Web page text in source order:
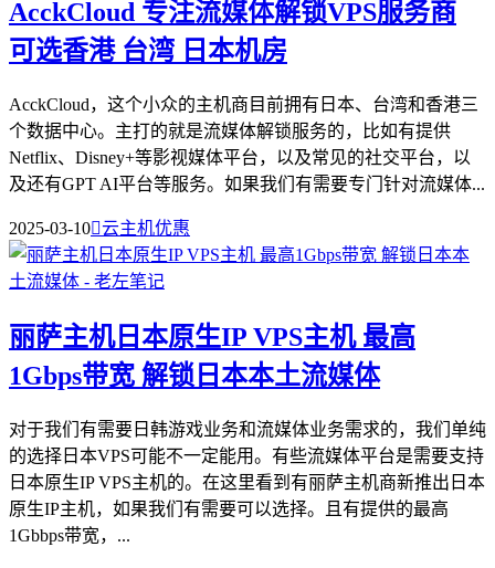
AcckCloud 专注流媒体解锁VPS服务商
可选香港 台湾 日本机房
AcckCloud，这个小众的主机商目前拥有日本、台湾和香港三
个数据中心。主打的就是流媒体解锁服务的，比如有提供
Netflix、Disney+等影视媒体平台，以及常见的社交平台，以
及还有GPT AI平台等服务。如果我们有需要专门针对流媒体...
2025-03-10云主机优惠
丽萨主机日本原生IP VPS主机 最高
1Gbps带宽 解锁日本本土流媒体
对于我们有需要日韩游戏业务和流媒体业务需求的，我们单纯
的选择日本VPS可能不一定能用。有些流媒体平台是需要支持
日本原生IP VPS主机的。在这里看到有丽萨主机商新推出日本
原生IP主机，如果我们有需要可以选择。且有提供的最高
1Gbbps带宽，...